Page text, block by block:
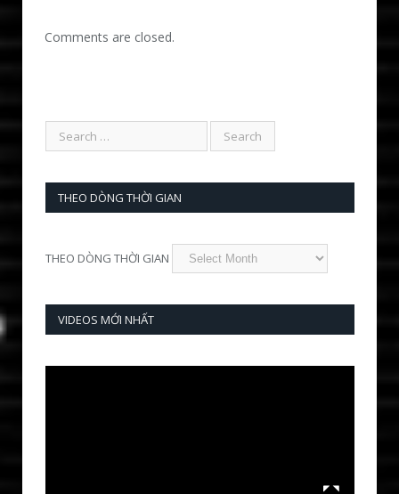
Comments are closed.
THEO DÒNG THỜI GIAN
THEO DÒNG THỜI GIAN
VIDEOS MỚI NHẤT